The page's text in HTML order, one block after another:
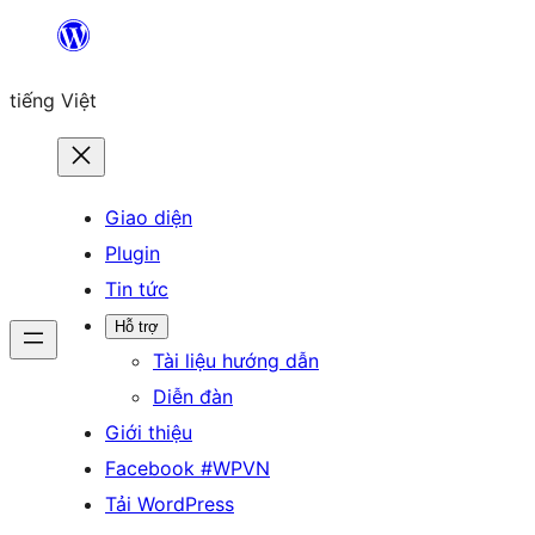
Chuyển
phần
tiếng Việt
Giao diện
Plugin
Tin tức
Hỗ trợ
Tài liệu hướng dẫn
Diễn đàn
Giới thiệu
Facebook #WPVN
Tải WordPress